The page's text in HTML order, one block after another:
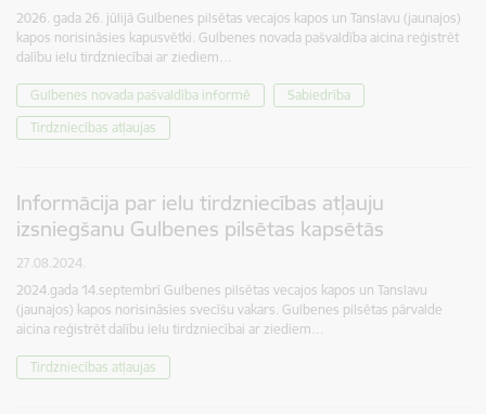
2026. gada 26. jūlijā Gulbenes pilsētas vecajos kapos un Tanslavu (jaunajos)
kapos norisināsies kapusvētki. Gulbenes novada pašvaldība aicina reģistrēt
dalību ielu tirdzniecībai ar ziediem…
Gulbenes novada pašvaldība informē
Sabiedrība
Tirdzniecības atļaujas
Informācija par ielu tirdzniecības atļauju
izsniegšanu Gulbenes pilsētas kapsētās
27.08.2024.
2024.gada 14.septembrī Gulbenes pilsētas vecajos kapos un Tanslavu
(jaunajos) kapos norisināsies svecīšu vakars. Gulbenes pilsētas pārvalde
aicina reģistrēt dalību ielu tirdzniecībai ar ziediem…
Tirdzniecības atļaujas